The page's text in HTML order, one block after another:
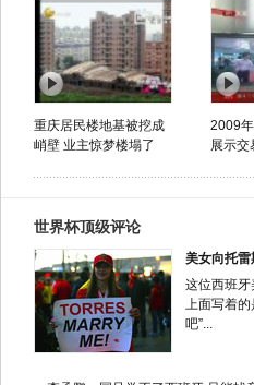
重庆居民楼地基被挖成
峭壁 业主惊梦楼塌了
2009
展示交
世界杯顶级评论
美女向托雷
这位西班
上面写着的
吧”...